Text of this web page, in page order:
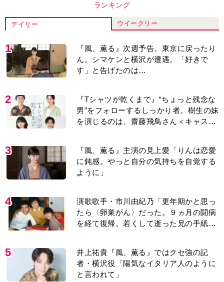
ランキング
デイリー ウイークリー
1
『風、薫る』次週予告。東京に戻ったり
ん。シマケンと横沢が遭遇。「好きで
す」と告げたのは…
2
『Tシャツが乾くまで』“ちょっと残念な
男”をフォローするしっかり者。樹生の妹
を演じるのは、齋藤飛鳥さん＜キャスト
3
『風、薫る』主演の見上愛「りんは恋愛
に鈍感。やっと自分の気持ちを自覚する
ように」
4
演歌歌手・市川由紀乃「更年期かと思っ
たら〈卵巣がん〉だった。９ヵ月の闘病
を経て復帰。若くして逝った兄の手紙を
5
井上祐貴『風、薫る』ではクセ強の記
者・横沢役「陽気なイタリア人のように
と言われて」